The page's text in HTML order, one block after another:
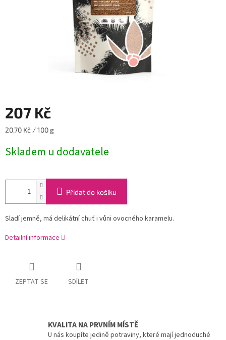
207 Kč
Měrná
20,70 Kč / 100 g
Skladem u dodavatele
Přidat do košíku
Sladí jemně, má delikátní chuť i vůni ovocného karamelu.
Detailní informace
ZEPTAT SE SDÍLET
KVALITA NA PRVNÍM MÍSTĚ
U nás koupíte jedině potraviny, které mají jednoduché